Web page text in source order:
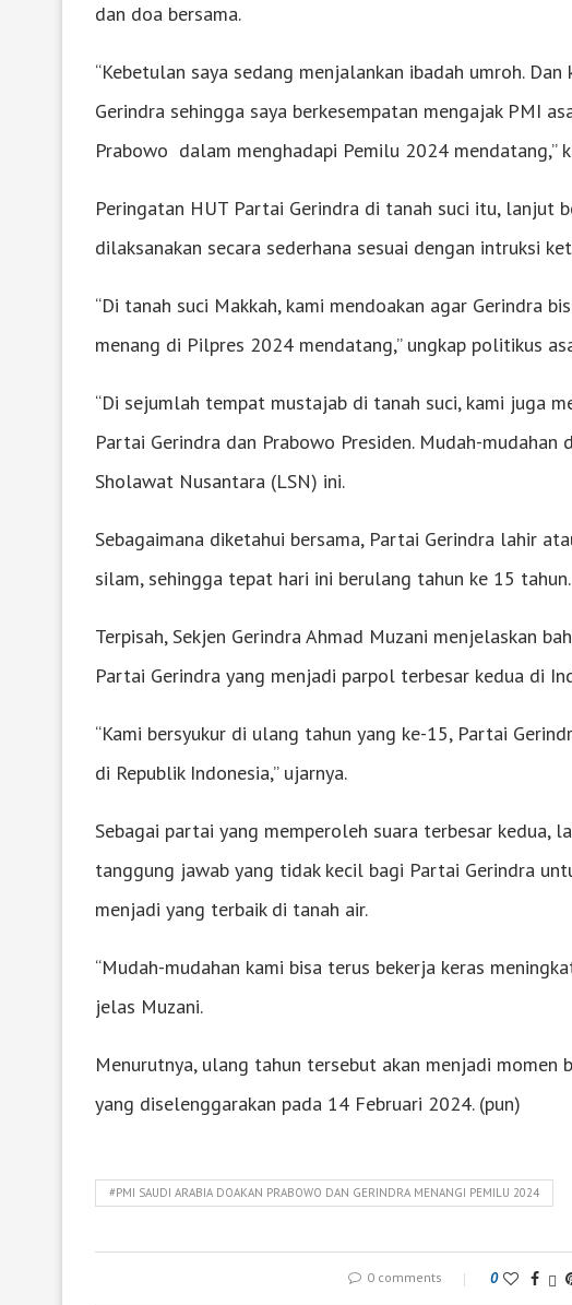
dan doa bersama.
“Kebetulan saya sedang menjalankan ibadah umroh.
Gerindra sehingga saya berkesempatan mengajak PMI
Prabowo dalam menghadapi Pemilu 2024 mendatang,”
Peringatan HUT Partai Gerindra di tanah suci itu, lanjut
dilaksanakan secara sederhana sesuai dengan intruksi
“Di tanah suci Makkah, kami mendoakan agar Gerindra
menang di Pilpres 2024 mendatang,” ungkap politikus
“Di sejumlah tempat mustajab di tanah suci, kami juga
Partai Gerindra dan Prabowo Presiden. Mudah-mudahan
Sholawat Nusantara (LSN) ini.
Sebagaimana diketahui bersama, Partai Gerindra lahir
silam, sehingga tepat hari ini berulang tahun ke 15 tahun.
Terpisah, Sekjen Gerindra Ahmad Muzani menjelaskan
Partai Gerindra yang menjadi parpol terbesar kedua di
“Kami bersyukur di ulang tahun yang ke-15, Partai
di Republik Indonesia,” ujarnya.
Sebagai partai yang memperoleh suara terbesar kedua,
tanggung jawab yang tidak kecil bagi Partai Gerindra
menjadi yang terbaik di tanah air.
“Mudah-mudahan kami bisa terus bekerja keras
jelas Muzani.
Menurutnya, ulang tahun tersebut akan menjadi momen
yang diselenggarakan pada 14 Februari 2024. (pun)
#PMI SAUDI ARABIA DOAKAN PRABOWO DAN GERINDRA MENANGI PEMILU 2024
0 comments 0